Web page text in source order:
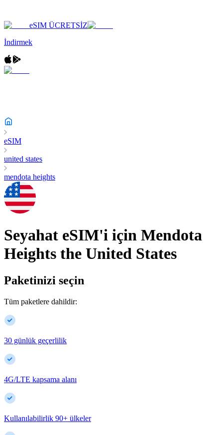
eSIM ÜCRETSİZ
İndirmek
eSIM
united states
mendota heights
Seyahat eSIM'i için Mendota
Heights the United States
Paketinizi seçin
Tüm paketlere dahildir:
30 günlük geçerlilik
4G/LTE kapsama alanı
Kullanılabilirlik 90+ ülkeler